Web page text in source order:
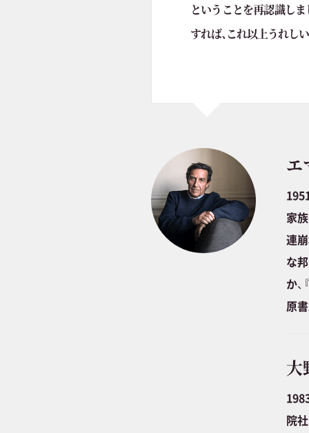
ということを再認識し
すれば、これ以上うれし
エ
家
連
な
か
原
院